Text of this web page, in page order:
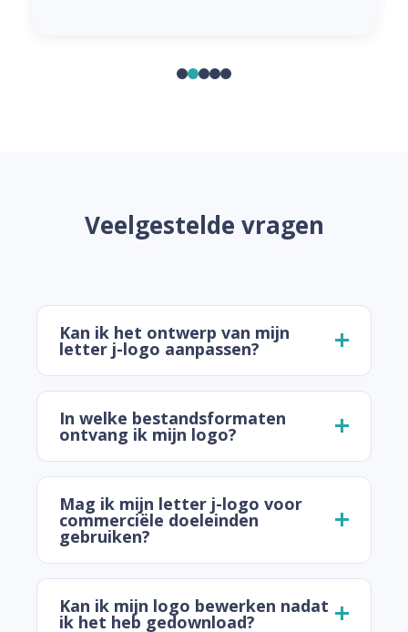
Veelgestelde vragen
Kan ik het ontwerp van mijn
letter j-logo aanpassen?
In welke bestandsformaten
ontvang ik mijn logo?
Mag ik mijn letter j-logo voor
commerciële doeleinden
gebruiken?
Kan ik mijn logo bewerken nadat
ik het heb gedownload?